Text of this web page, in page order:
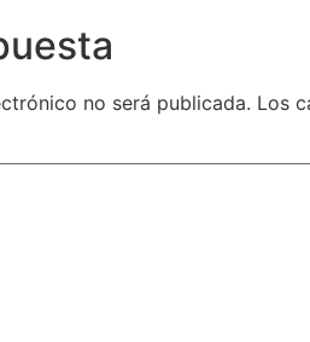
no será publicada. Los